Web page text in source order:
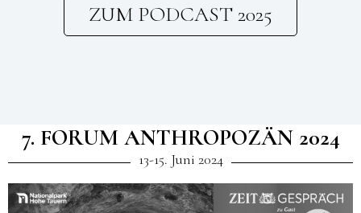
ZUM PODCAST 2025
7. FORUM ANTHROPOZÄN 2024
13-15. Juni 2024